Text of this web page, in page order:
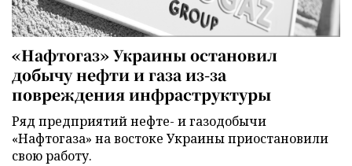
«Нафтогаз» Украины остановил
добычу нефти и газа из-за
повреждения инфраструктуры
Ряд предприятий нефте- и газодобычи
«Нафтогаза» на востоке Украины приостановили
свою работу.